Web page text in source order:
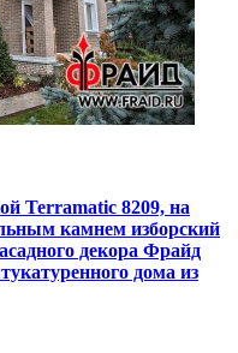
Terramatic 8209, на
камнем изборский
декора Фрайд
дома из